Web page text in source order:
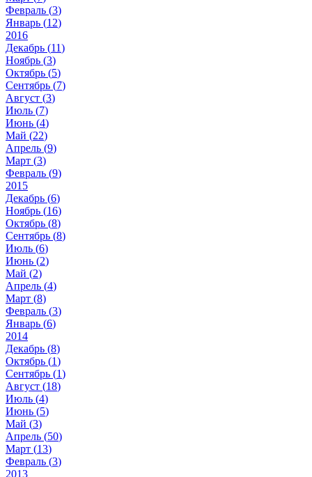
Февраль (3)
Январь (12)
2016
Декабрь (11)
Ноябрь (3)
Октябрь (5)
Сентябрь (7)
Август (3)
Июль (7)
Июнь (4)
Май (22)
Апрель (9)
Март (3)
Февраль (9)
2015
Декабрь (6)
Ноябрь (16)
Октябрь (8)
Сентябрь (8)
Июль (6)
Июнь (2)
Май (2)
Апрель (4)
Март (8)
Февраль (3)
Январь (6)
2014
Декабрь (8)
Октябрь (1)
Сентябрь (1)
Август (18)
Июль (4)
Июнь (5)
Май (3)
Апрель (50)
Март (13)
Февраль (3)
2013